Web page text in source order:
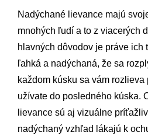
Nadýchané lievance majú
mnohých ľudí a to z viacerých
hlavných dôvodov je práve ich
ľahká a nadýchaná, že sa
každom kúsku sa vám rozlieva
užívate do posledného kúska.
lievance sú aj vizuálne
nadýchaný vzhľad lákajú k